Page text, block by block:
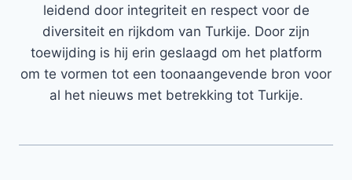
leidend door integriteit en respect voor de
diversiteit en rijkdom van Turkije. Door zijn
toewijding is hij erin geslaagd om het platform
om te vormen tot een toonaangevende bron voor
al het nieuws met betrekking tot Turkije.